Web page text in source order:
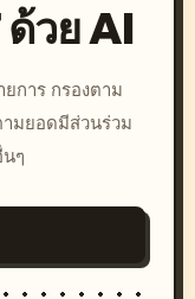
วย AI
การ กรองตาม
ามยอดมีส่วนร่วม
ๆ